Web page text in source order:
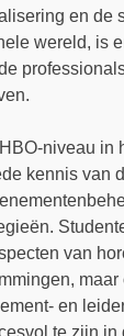
en de
wereld, is
niveau in
kennis van
van
en
te zijn in